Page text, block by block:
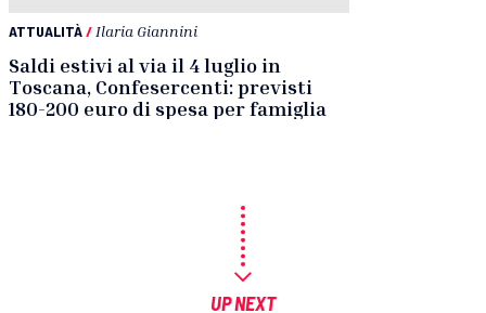
ATTUALITÀ/ Ilaria Giannini
Saldi estivi al via il 4 luglio in
Toscana, Confesercenti: previsti
180-200 euro di spesa per famiglia
UP NEXT